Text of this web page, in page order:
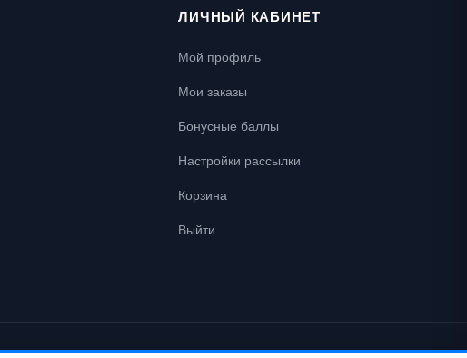
ЛИЧНЫЙ КАБИНЕТ
Мой профиль
Мои заказы
Бонусные баллы
Настройки рассылки
Корзина
Выйти